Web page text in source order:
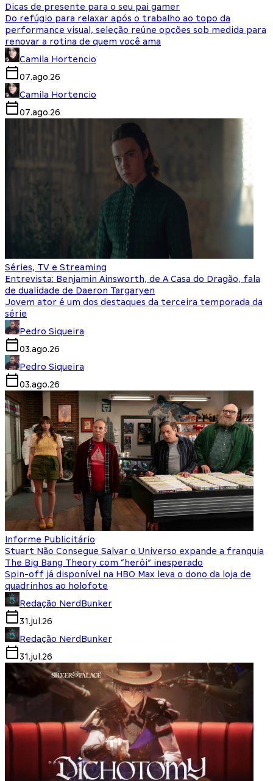
Dicas de presente para o seu pai gamer
Do refúgio para relaxar após o trabalho ao topo da
performance visual, seleção reúne opções sob medida para
renovar a rotina de quem você ama
Camila Hortencio
07.ago.26
Camila Hortencio
07.ago.26
Séries, TV e Streaming
Entrevista: Benjamin Ainsworth, de A Casa do Dragão, fala
de dualidade de Daeron Targaryen
Jovem ator é um dos destaques da terceira temporada da
série
Pedro Siqueira
03.ago.26
Pedro Siqueira
03.ago.26
Informe Publicitário
Stuart Não Consegue Salvar o Universo expande a franquia
The Big Bang Theory com “herói” inesperado
Spin-off já disponível na HBO Max leva o dono da loja de
quadrinhos ao holofote
Redação NerdBunker
31.jul.26
Redação NerdBunker
31.jul.26